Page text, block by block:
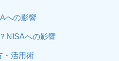
への影響
NISAへの影響
・活用術